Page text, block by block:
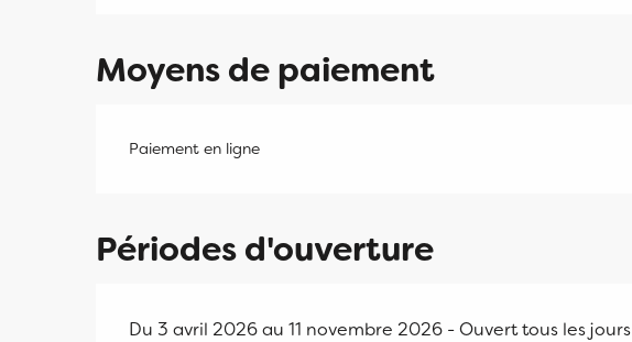
Moyens de paiement
Paiement en ligne
Périodes d'ouverture
Du 3 avril 2026 au 11 novembre 2026 - Ouvert tous les jours